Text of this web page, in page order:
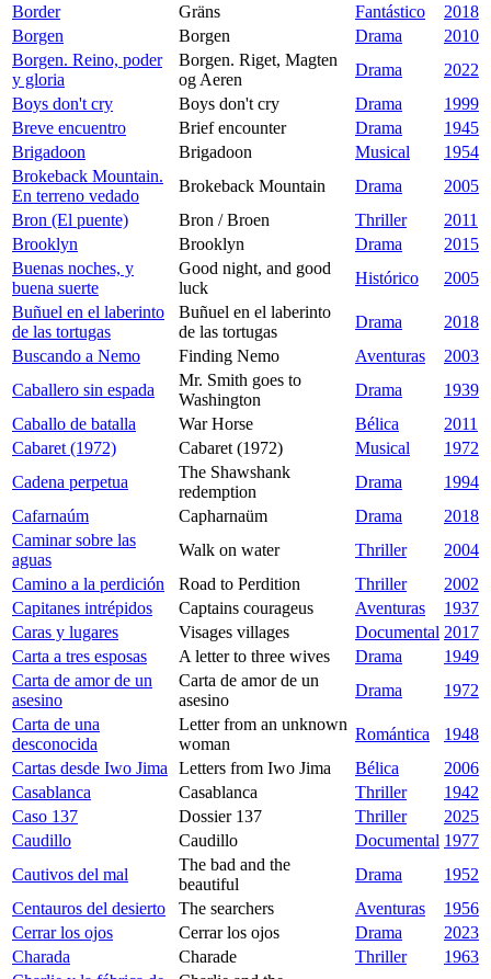
Border
Gräns Fantástico
2018
Borgen
Borgen Drama
2010
Borgen. Reino, poder
y gloria
Borgen. Riget, Magten
og Aeren
Drama
2022
Boys don't cry
Boys don't cry Drama
1999
Breve encuentro
Brief encounter Drama
1945
Brigadoon
Brigadoon Musical
1954
Brokeback Mountain.
En terreno vedado
Brokeback Mountain Drama
2005
Bron (El puente)
Bron / Broen Thriller
2011
Brooklyn
Brooklyn Drama
2015
Buenas noches, y
buena suerte
Good night, and good
luck
Histórico
2005
Buñuel en el laberinto
de las tortugas
Buñuel en el laberinto
de las tortugas
Drama
2018
Buscando a Nemo
Finding Nemo Aventuras
2003
Caballero sin espada
Mr. Smith goes to
Washington
Drama
1939
Caballo de batalla
War Horse Bélica
2011
Cabaret (1972)
Cabaret (1972) Musical
1972
Cadena perpetua
The Shawshank
redemption
Drama
1994
Cafarnaúm
Capharnaüm Drama
2018
Caminar sobre las
aguas
Walk on water Thriller
2004
Camino a la perdición
Road to Perdition Thriller
2002
Capitanes intrépidos
Captains courageus Aventuras
1937
Caras y lugares
Visages villages Documental 2017
Carta a tres esposas
A letter to three wives Drama
1949
Carta de amor de un
asesino
Carta de amor de un
asesino
Drama
1972
Carta de una
desconocida
Letter from an unknown
woman
Romántica
1948
Cartas desde Iwo Jima
Letters from Iwo Jima Bélica
2006
Casablanca
Casablanca Thriller
1942
Caso 137
Dossier 137 Thriller
2025
Caudillo
Caudillo Documental 1977
Cautivos del mal
The bad and the
beautiful
Drama
1952
Centauros del desierto
The searchers Aventuras
1956
Cerrar los ojos
Cerrar los ojos Drama
2023
Charada
Charade Thriller
1963